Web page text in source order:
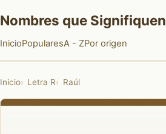
Nombres que Signifiquen
InicioPopularesA - ZPor origen
Inicio Letra R Raúl